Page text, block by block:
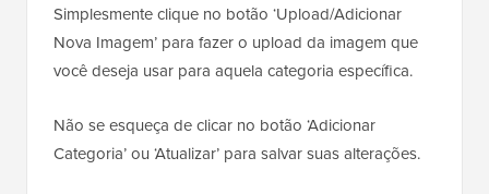
Simplesmente clique no botão ‘Upload/Adicionar
Nova Imagem’ para fazer o upload da imagem que
você deseja usar para aquela categoria específica.
Não se esqueça de clicar no botão ‘Adicionar
Categoria’ ou ‘Atualizar’ para salvar suas alterações.